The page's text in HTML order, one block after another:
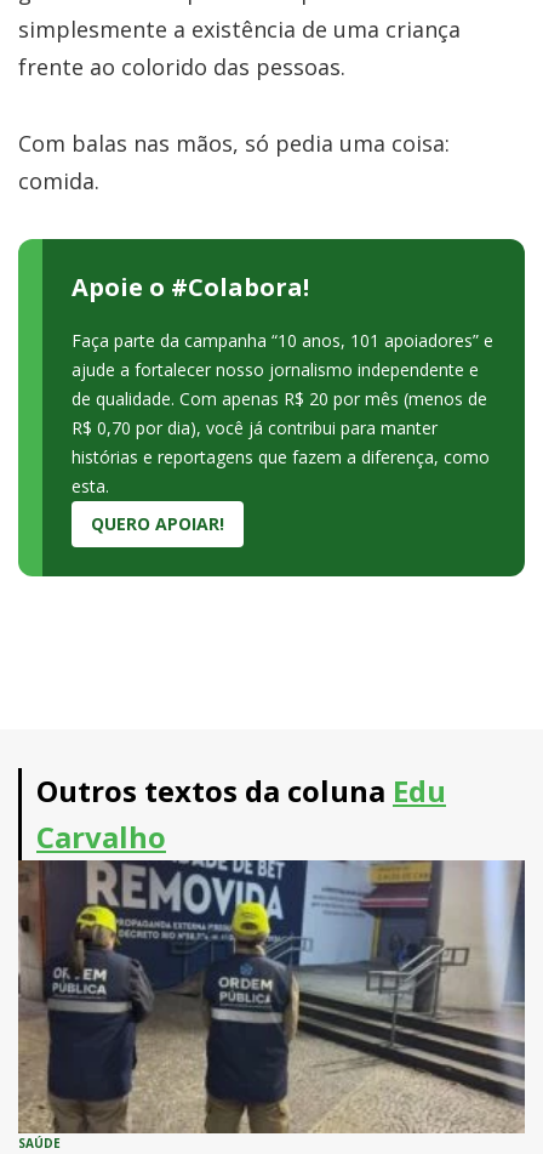
simplesmente a existência de uma criança
frente ao colorido das pessoas.
Com balas nas mãos, só pedia uma coisa:
comida.
Apoie o #Colabora!
Faça parte da campanha “10 anos, 101 apoiadores” e
ajude a fortalecer nosso jornalismo independente e
de qualidade. Com apenas R$ 20 por mês (menos de
R$ 0,70 por dia), você já contribui para manter
histórias e reportagens que fazem a diferença, como
esta.
QUERO APOIAR!
Outros textos da coluna Edu
Carvalho
SAÚDE